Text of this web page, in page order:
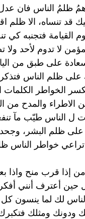
ظلمُ الناس فان
قد تنساه، الا ظلم
القيامة فتجنبه كي
لا تدوم لأحد
على طبق من
على ظلم الناس
الخواطر الكلمات
الاطراء والمدح
ل الناس طيّب مآ
ظلم البشر، وجحد
تراعي خواطر
إذا قرب منح
حين أعترف أنني
لك لما ينسون
ودونك ومثلك